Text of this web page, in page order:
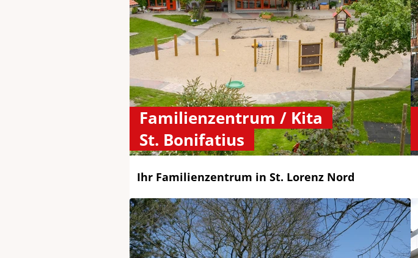
Familienzentrum / Kita
St. Bonifatius
Ihr Familienzentrum in St. Lorenz Nord